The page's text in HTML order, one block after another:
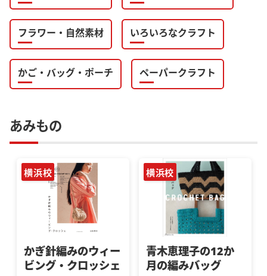
フラワー・自然素材 いろいろなクラフト
かご・バッグ・ポーチ ペーパークラフト
あみもの
横浜校
かぎ針編みのウィー
ビング・クロッシェ
横浜校
青木恵理子の12か
月の編みバッグ